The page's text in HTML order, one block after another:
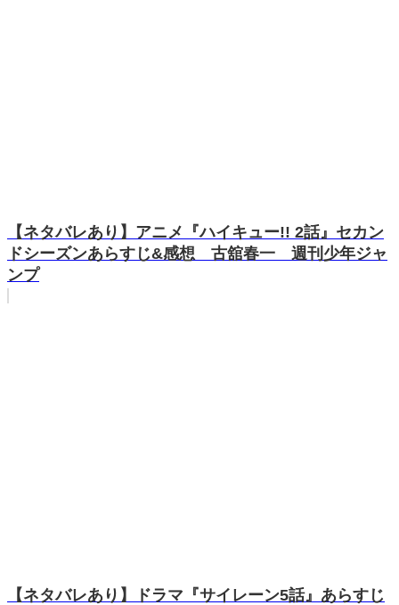
【ネタバレあり】アニメ『ハイキュー!! 2話』セカン
ドシーズンあらすじ&感想 古舘春一 週刊少年ジャ
ンプ
【ネタバレあり】ドラマ『サイレーン5話』あらすじ